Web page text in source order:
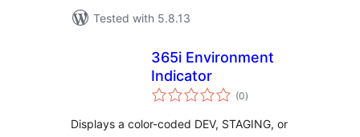
Tested with 5.8.13
365i Environment
Indicator
(0total
ratings
)
Displays a color-coded DEV, STAGING, or